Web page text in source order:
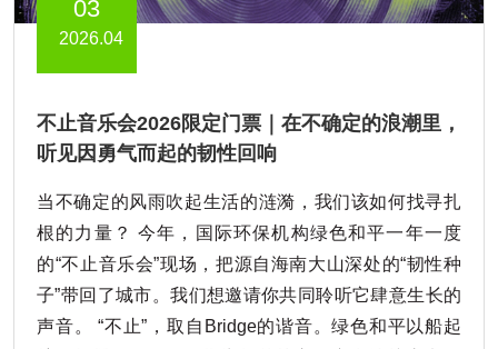
03
2026.04
不止音乐会2026限定门票｜在不确定的浪潮里，
听见因勇气而起的韧性回响
当不确定的风雨吹起生活的涟漪，我们该如何找寻扎
根的力量？ 今年，国际环保机构绿色和平一年一度
的“不止音乐会”现场，把源自海南大山深处的“韧性种
子”带回了城市。我们想邀请你共同聆听它肆意生长的
声音。 “不止”，取自Bridge的谐音。绿色和平以船起